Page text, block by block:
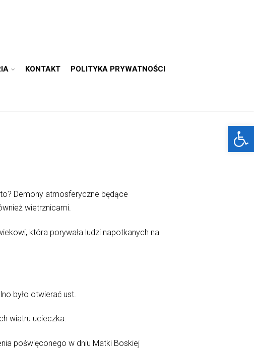
KONTAKT POLITYKA PRYWATNOŚCI
Demony atmosferyczne będące
wietrznicami.
która porywała ludzi napotkanych na
było otwierać ust.
wiatru ucieczka.
poświęconego w dniu Matki Boskiej